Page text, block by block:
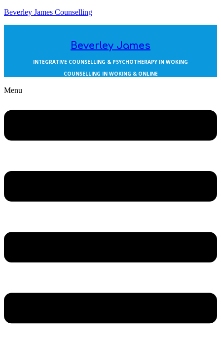
Beverley James Counselling
Beverley James
INTEGRATIVE COUNSELLING & PSYCHOTHERAPY IN WOKING
COUNSELLING IN WOKING & ONLINE
Menu